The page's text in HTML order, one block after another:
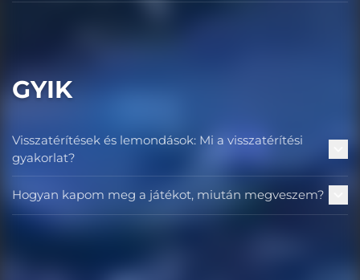
GYIK
Visszatérítések és lemondások: Mi a visszatérítési
gyakorlat?
Hogyan kapom meg a játékot, miután megveszem?